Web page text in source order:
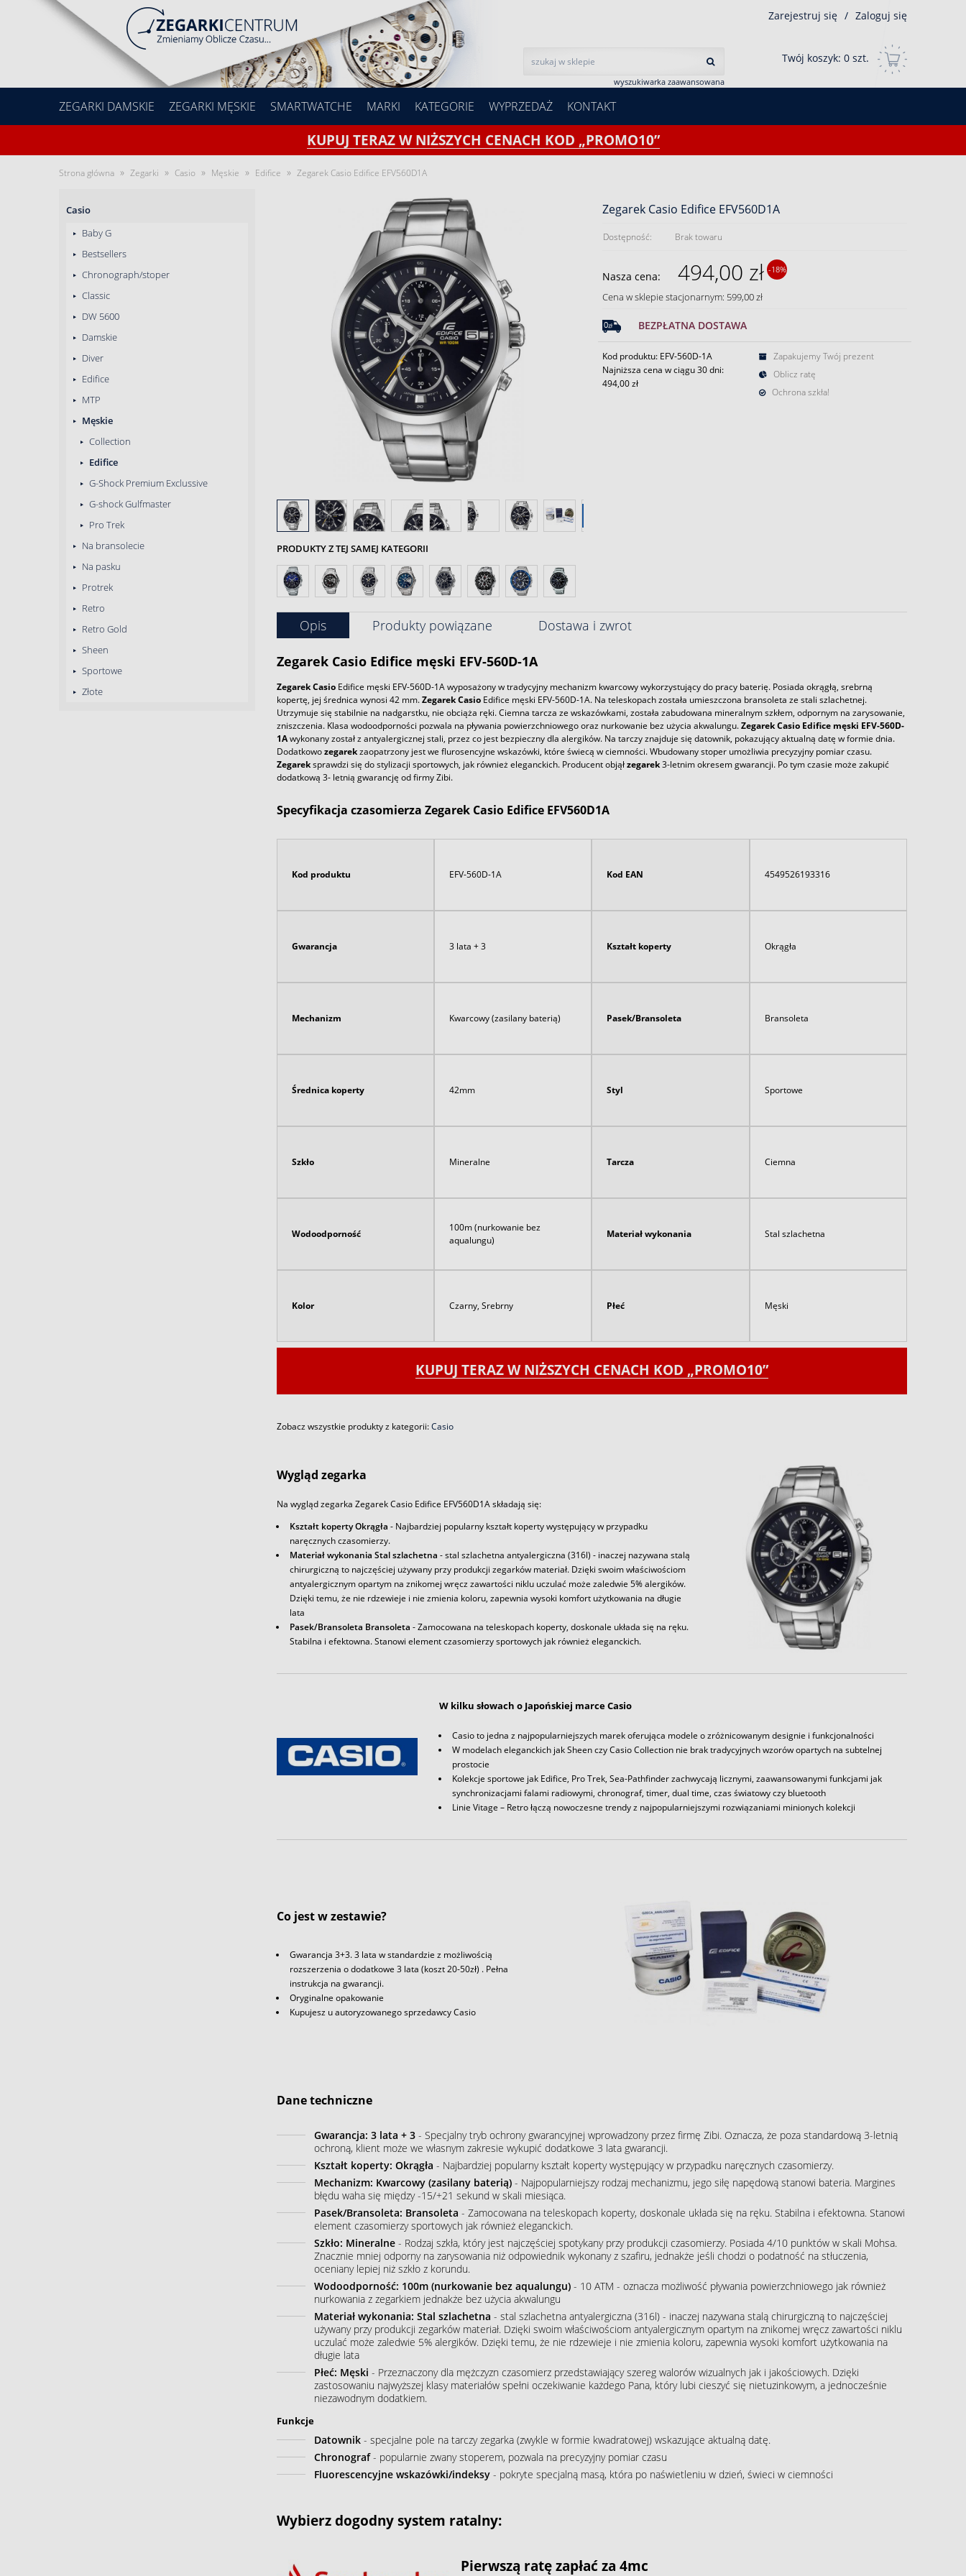
wyszukiwarka zaawansowana
Zarejestruj się / Zaloguj się
Twój koszyk: 0 szt.
ZEGARKI DAMSKIE ZEGARKI MĘSKIE SMARTWATCHE MARKI KATEGORIE WYPRZEDAŻ KONTAKT
KUPUJ TERAZ W NIŻSZYCH CENACH KOD „PROMO10”
Strona główna » Zegarki » Casio » Męskie » Edifice » Zegarek Casio Edifice EFV560D1A
Casio
Baby G
Bestsellers
Chronograph/stoper
Classic
DW 5600
Damskie
Diver
Edifice
MTP
Męskie
Collection
Edifice
G-Shock Premium Exclussive
G-shock Gulfmaster
Pro Trek
Na bransolecie
Na pasku
Protrek
Retro
Retro Gold
Sheen
Sportowe
Złote
PRODUKTY Z TEJ SAMEJ KATEGORII
Zegarek Casio Edifice EFV560D1A
Dostępność: Brak towaru
Nasza cena: 494,00 zł -18%
Cena w sklepie stacjonarnym: 599,00 zł
BEZPŁATNA DOSTAWA
Kod produktu: EFV-560D-1A
Najniższa cena w ciągu 30 dni:
494,00 zł
Zapakujemy Twój prezent
Oblicz ratę
Ochrona szkła!
Opis Produkty powiązane Dostawa i zwrot
Zegarek CasioEdifice męski EFV-560D-1A
Zegarek CasioEdifice męski EFV-560D-1A wyposażony w tradycyjny mechanizm kwarcowy wykorzystujący do pracy baterię. Posiada okrągłą, srebrną
kopertę, jej średnica wynosi 42 mm.Zegarek CasioEdifice męski EFV-560D-1A. Na teleskopach została umieszczona bransoleta ze stali szlachetnej.
Utrzymuje się stabilnie na nadgarstku, nie obciąża ręki. Ciemna tarcza ze wskazówkami, została zabudowana mineralnym szkłem, odpornym na zarysowanie,
zniszczenia. Klasa wodoodporności pozwala na pływania powierzchniowego oraz nurkowanie bez użycia akwalungu.Zegarek CasioEdifice męski EFV-560D-
1Awykonany został z antyalergicznej stali, przez co jest bezpieczny dla alergików. Na tarczy znajduje się datownik, pokazujący aktualną datę w formie dnia.
Dodatkowozegarekzaopatrzony jest we flurosencyjne wskazówki, które świecą w ciemności. Wbudowany stoper umożliwia precyzyjny pomiar czasu.
Zegareksprawdzi się do stylizacji sportowych, jak również eleganckich. Producent objąłzegarek3-letnim okresem gwarancji. Po tym czasie może zakupić
dodatkową 3- letnią gwarancję od firmy Zibi.
Specyfikacja czasomierza Zegarek Casio Edifice EFV560D1A
Kod produktu EFV-560D-1A Kod EAN 4549526193316
Gwarancja 3 lata + 3 Kształt koperty Okrągła
Mechanizm Kwarcowy (zasilany baterią) Pasek/Bransoleta Bransoleta
Średnica koperty 42mm Styl Sportowe
Szkło Mineralne Tarcza Ciemna
Wodoodporność
100m (nurkowanie bez
aqualungu)
Materiał wykonania Stal szlachetna
Kolor Czarny, Srebrny Płeć Męski
KUPUJ TERAZ W NIŻSZYCH CENACH KOD „PROMO10”
Zobacz wszystkie produkty z kategorii:Casio
Wygląd zegarka
Na wygląd zegarka Zegarek Casio Edifice EFV560D1A składają się:
Kształt koperty Okrągła - Najbardziej popularny kształt koperty występujący w przypadku
naręcznych czasomierzy.
Materiał wykonania Stal szlachetna - stal szlachetna antyalergiczna (316l) - inaczej nazywana stalą
chirurgiczną to najczęściej używany przy produkcji zegarków materiał. Dzięki swoim właściwościom
antyalergicznym opartym na znikomej wręcz zawartości niklu uczulać może zaledwie 5% alergików.
Dzięki temu, że nie rdzewieje i nie zmienia koloru, zapewnia wysoki komfort użytkowania na długie
lata
Pasek/Bransoleta Bransoleta - Zamocowana na teleskopach koperty, doskonale układa się na ręku.
Stabilna i efektowna. Stanowi element czasomierzy sportowych jak również eleganckich.
W kilku słowach o Japońskiej marce Casio
Casio to jedna z najpopularniejszych marek oferująca modele o zróżnicowanym designie i funkcjonalności
W modelach eleganckich jak Sheen czy Casio Collection nie brak tradycyjnych wzorów opartych na subtelnej
prostocie
Kolekcje sportowe jak Edifice, Pro Trek, Sea-Pathfinder zachwycają licznymi, zaawansowanymi funkcjami jak
synchronizacjami falami radiowymi, chronograf, timer, dual time, czas światowy czy bluetooth
Linie Vitage – Retro łączą nowoczesne trendy z najpopularniejszymi rozwiązaniami minionych kolekcji
Co jest w zestawie?
Gwarancja 3+3. 3 lata w standardzie z możliwością
rozszerzenia o dodatkowe 3 lata (koszt 20-50zł) . Pełna
instrukcja na gwarancji.
Oryginalne opakowanie
Kupujesz u autoryzowanego sprzedawcy Casio
Dane techniczne
Gwarancja: 3 lata + 3- Specjalny tryb ochrony gwarancyjnej wprowadzony przez firmę Zibi. Oznacza, że poza standardową 3-letnią
ochroną, klient może we własnym zakresie wykupić dodatkowe 3 lata gwarancji.
Kształt koperty: Okrągła - Najbardziej popularny kształt koperty występujący w przypadku naręcznych czasomierzy.
Mechanizm: Kwarcowy (zasilany baterią)- Najpopularniejszy rodzaj mechanizmu, jego siłę napędową stanowi bateria. Margines
błędu waha się między -15/+21 sekund w skali miesiąca.
Pasek/Bransoleta: Bransoleta - Zamocowana na teleskopach koperty, doskonale układa się na ręku. Stabilna i efektowna. Stanowi
element czasomierzy sportowych jak również eleganckich.
Szkło: Mineralne- Rodzaj szkła, który jest najczęściej spotykany przy produkcji czasomierzy. Posiada 4/10 punktów w skali Mohsa.
Znacznie mniej odporny na zarysowania niż odpowiednik wykonany z szafiru, jednakże jeśli chodzi o podatność na stłuczenia,
oceniany lepiej niż szkło z korundu.
Wodoodporność: 100m (nurkowanie bez aqualungu)- 10 ATM - oznacza możliwość pływania powierzchniowego jak również
nurkowania z zegarkiem jednakże bez użycia akwalungu
Materiał wykonania: Stal szlachetna - stal szlachetna antyalergiczna (316l) - inaczej nazywana stalą chirurgiczną to najczęściej
używany przy produkcji zegarków materiał. Dzięki swoim właściwościom antyalergicznym opartym na znikomej wręcz zawartości niklu
uczulać może zaledwie 5% alergików. Dzięki temu, że nie rdzewieje i nie zmienia koloru, zapewnia wysoki komfort użytkowania na
długie lata
Płeć: Męski - Przeznaczony dla mężczyzn czasomierz przedstawiający szereg walorów wizualnych jak i jakościowych. Dzięki
zastosowaniu najwyższej klasy materiałów spełni oczekiwanie każdego Pana, który lubi cieszyć się nietuzinkowym, a jednocześnie
niezawodnym dodatkiem.
Funkcje
Datownik- specjalne pole na tarczy zegarka (zwykle w formie kwadratowej) wskazujące aktualną datę.
Chronograf- popularnie zwany stoperem, pozwala na precyzyjny pomiar czasu
Fluorescencyjne wskazówki/indeksy- pokryte specjalną masą, która po naświetleniu w dzień, świeci w ciemności
Wybierz dogodny system ratalny:
Pierwszą ratę zapłać za 4mc